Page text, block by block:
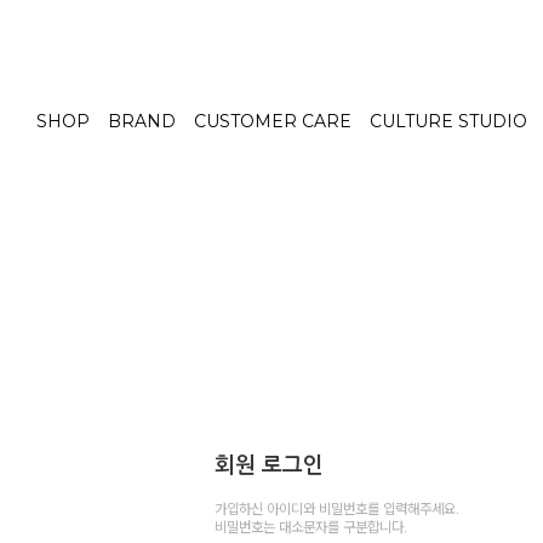
SHOP BRAND CUSTOMER CARE CULTURE STUDIO
회원 로그인
가입하신 아이디와 비밀번호를 입력해주세요.
비밀번호는 대소문자를 구분합니다.